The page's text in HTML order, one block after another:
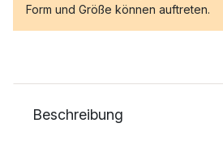
Form und Größe können auftreten.
Beschreibung